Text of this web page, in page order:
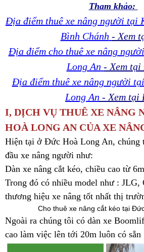
Tham khảo:
Địa điểm thuê xe nâng người tại
Bình Chánh - Xem
Địa điểm cho thuê xe nâng
Long An - Xem
Địa điểm thuê xe nâng người
Long An - Xem tại
I, DỊCH VỤ THUÊ XE NÂNG
HOÀ LONG AN CỦA XE
Hiện tại ở Đức Hoà Long An, chúng
đầu xe nâng người như:
Dàn xe nâng cắt kéo, chiều cao từ
Trong đó có nhiều model như : JLG,
thương hiệu xe nâng tốt nhất thị
Cho thuê xe nâng cắt kéo tại
Ngoài ra chúng tôi có dàn xe
cao làm việc lên tới 20m luôn có sẵn